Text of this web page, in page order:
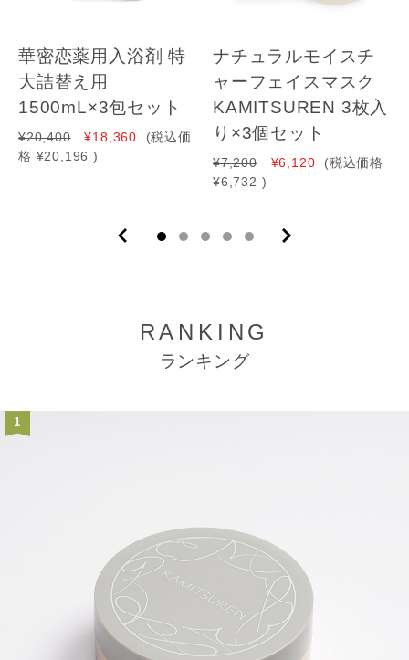
華密恋薬用入浴剤 特
大詰替え用
1500mL×3包セット
¥20,400 ¥18,360
(税込価
格 ¥20,196 )
ナチュラルモイスチ
ャーフェイスマスク
KAMITSUREN 3枚入
り×3個セット
¥7,200 ¥6,120
(税込価格
¥6,732 )
RANKING
ランキング
1